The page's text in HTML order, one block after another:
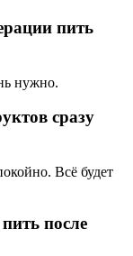
пить
нужно.
сразу
Всё будет
после